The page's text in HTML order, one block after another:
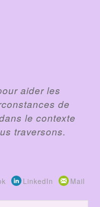
aider les
de
le contexte
traversons.
LinkedIn Mail